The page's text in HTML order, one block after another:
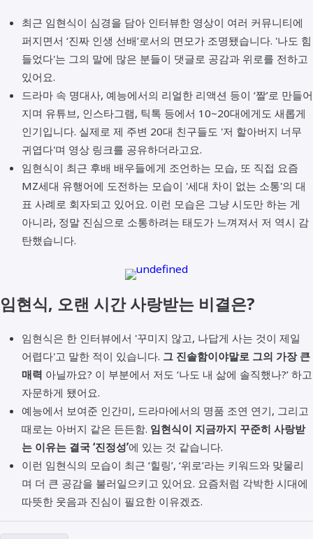
최근 임현식이 심경을 담아 인터뷰한 영상이 여러 커뮤니티에
퍼지면서 ‘진짜 인생 선배’로서의 면모가 조명됐습니다. '나도 힘
들었다'는 그의 말에 많은 분들이 댓글로 공감과 위로를 전하고
있어요.
드라마 속 명대사, 예능에서의 리얼한 리액션 등이 ‘짤’로 만들어
지며 유튜브, 인스타그램, 틱톡 등에서 10~20대에게도 새롭게
인기입니다. 실제로 제 주변 20대 친구들도 '저 할아버지 너무
귀엽다'며 영상 링크를 공유하더라고요.
임현식이 최근 후배 배우들에게 조언하는 모습, 또 직접 요즘
MZ세대 유행어에 도전하는 모습이 '세대 차이 없는 소통'의 대
표 사례로 회자되고 있어요. 이런 모습은 그냥 시도만 하는 게
아니라, 정말 진심으로 소통하려는 태도가 느껴져서 저 역시 감
탄했습니다.
임현식, 오랜 시간 사랑받는 비결은?
임현식은 한 인터뷰에서 '꾸미지 않고, 나답게 사는 것이 제일
어렵다'고 말한 적이 있습니다. 그 진솔함이야말로 그의 가장 큰
매력 아닐까요? 이 부분에서 저도 ‘나도 내 삶에 솔직했나?’ 하고
자문하게 됐어요.
예능에서 보여준 인간미, 드라마에서의 명품 조연 연기, 그리고
때로는 아버지 같은 든든함. 임현식이 지금까지 꾸준히 사랑받
는 이유는 결국 ‘진정성’에 있는 것 같습니다.
이런 임현식의 모습이 최근 ‘힐링’, ‘위로’라는 키워드와 맞물리
며 더 큰 공감을 불러일으키고 있어요. 요즘처럼 각박한 시대에
따뜻한 웃음과 진심이 필요한 이유겠죠.